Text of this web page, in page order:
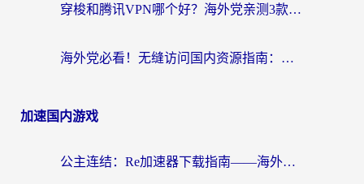
穿梭和腾讯VPN哪个好？海外党亲测3款热门回国加速器，附避坑指南
海外党必看！无缝访问国内资源指南：从vpn官网下载到加速器选择（附番茄实测）
加速国内游戏
公主连结：Re加速器下载指南——海外党不再错过国服活动的秘密武器